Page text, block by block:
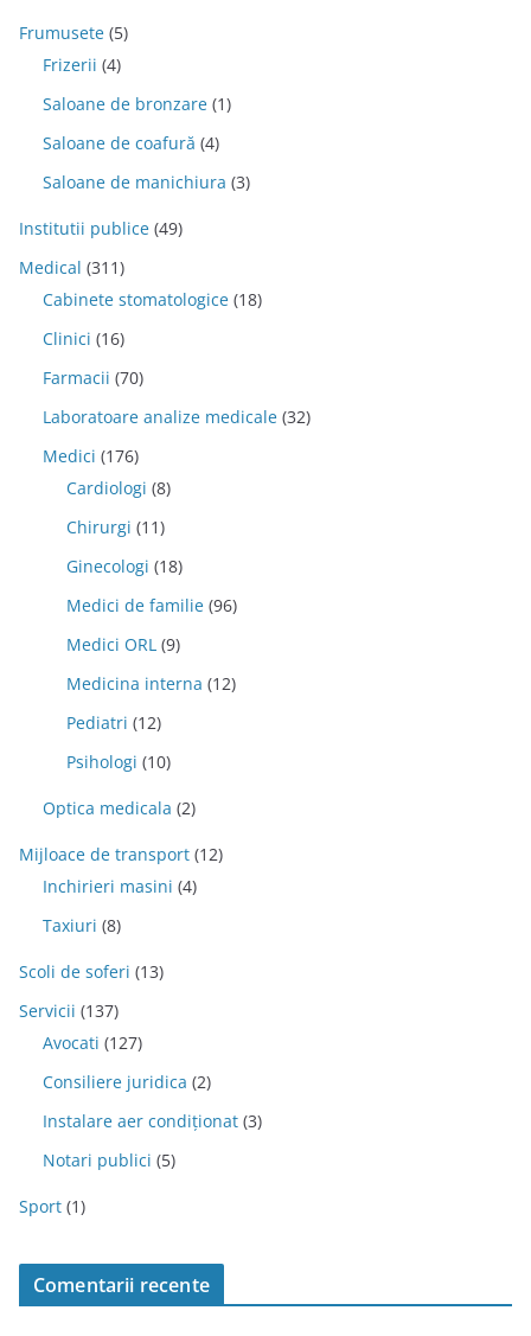
Frumusete (5)
Frizerii (4)
Saloane de bronzare (1)
Saloane de coafură (4)
Saloane de manichiura (3)
Institutii publice (49)
Medical (311)
Cabinete stomatologice (18)
Clinici (16)
Farmacii (70)
Laboratoare analize medicale (32)
Medici (176)
Cardiologi (8)
Chirurgi (11)
Ginecologi (18)
Medici de familie (96)
Medici ORL (9)
Medicina interna (12)
Pediatri (12)
Psihologi (10)
Optica medicala (2)
Mijloace de transport (12)
Inchirieri masini (4)
Taxiuri (8)
Scoli de soferi (13)
Servicii (137)
Avocati (127)
Consiliere juridica (2)
Instalare aer condiționat (3)
Notari publici (5)
Sport (1)
Comentarii recente